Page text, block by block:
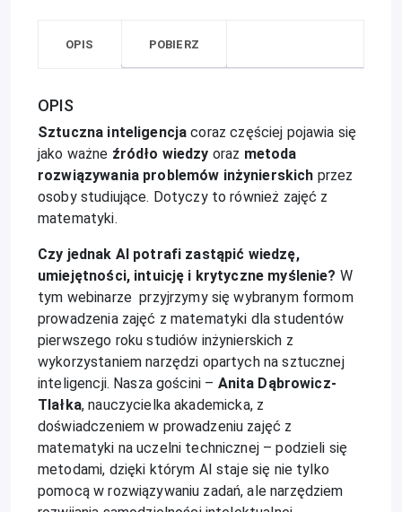
OPIS POBIERZ
OPIS
Sztuczna inteligencja coraz częściej pojawia się
jako ważne źródło wiedzy oraz metoda
rozwiązywania problemów inżynierskich przez
osoby studiujące. Dotyczy to również zajęć z
matematyki.
Czy jednak AI potrafi zastąpić wiedzę,
umiejętności, intuicję i krytyczne myślenie? W
tym webinarze przyjrzymy się wybranym formom
prowadzenia zajęć z matematyki dla studentów
pierwszego roku studiów inżynierskich z
wykorzystaniem narzędzi opartych na sztucznej
inteligencji. Nasza gościni – Anita Dąbrowicz-
Tlałka, nauczycielka akademicka, z
doświadczeniem w prowadzeniu zajęć z
matematyki na uczelni technicznej – podzieli się
metodami, dzięki którym AI staje się nie tylko
pomocą w rozwiązywaniu zadań, ale narzędziem